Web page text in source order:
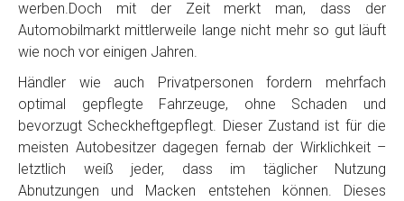
werben.Doch mit der Zeit merkt man, dass der
Automobilmarkt mittlerweile lange nicht mehr so gut läuft
wie noch vor einigen Jahren.
Händler wie auch Privatpersonen fordern mehrfach
optimal gepflegte Fahrzeuge, ohne Schaden und
bevorzugt Scheckheftgepflegt. Dieser Zustand ist für die
meisten Autobesitzer dagegen fernab der Wirklichkeit –
letztlich weiß jeder, dass im täglicher Nutzung
Abnutzungen und Macken entstehen können. Dieses